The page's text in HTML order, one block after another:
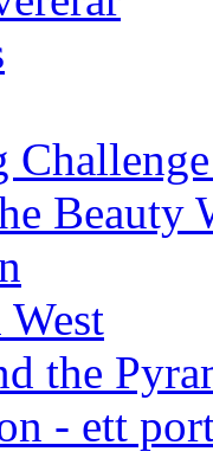
Beauty
the
- ett